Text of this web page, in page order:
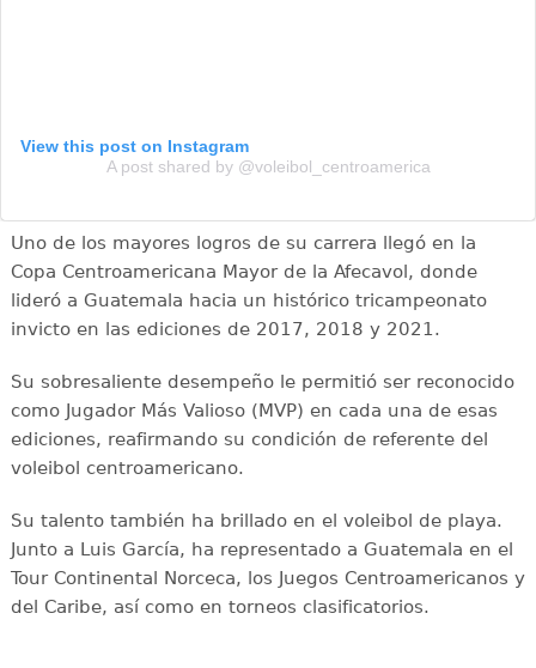
View this post on Instagram
A post shared by @voleibol_centroamerica
Uno de los mayores logros de su carrera llegó en la
Copa Centroamericana Mayor de la Afecavol, donde
lideró a Guatemala hacia un histórico tricampeonato
invicto en las ediciones de 2017, 2018 y 2021.
Su sobresaliente desempeño le permitió ser reconocido
como Jugador Más Valioso (MVP) en cada una de esas
ediciones, reafirmando su condición de referente del
voleibol centroamericano.
Su talento también ha brillado en el voleibol de playa.
Junto a Luis García, ha representado a Guatemala en el
Tour Continental Norceca, los Juegos Centroamericanos y
del Caribe, así como en torneos clasificatorios.